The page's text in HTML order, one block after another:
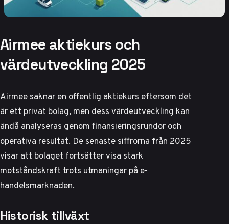
Airmee aktiekurs och
värdeutveckling 2025
Airmee saknar en offentlig aktiekurs eftersom det
är ett privat bolag, men dess värdeutveckling kan
ändå analyseras genom finansieringsrundor och
operativa resultat. De senaste siffrorna från 2025
visar att bolaget fortsätter visa stark
motståndskraft trots utmaningar på e-
handelsmarknaden.
Historisk tillväxt